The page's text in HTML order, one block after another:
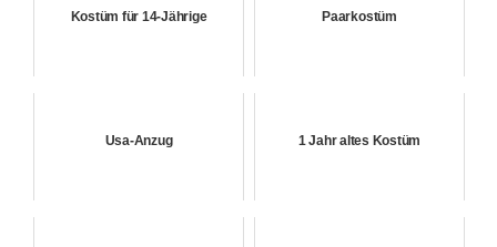
Kostüm für 14-Jährige Paarkostüm
Usa-Anzug 1 Jahr altes Kostüm